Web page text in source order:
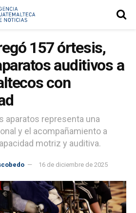
157 órtesis,
auditivos a
con
aparatos representa una
y el acompañamiento a
motriz y auditiva.
16 de diciembre de 2025